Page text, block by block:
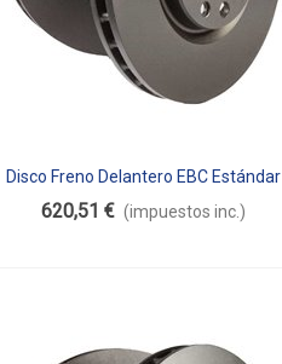
Añadir Al Carrito
Disco Freno Delantero EBC Estándar
D2060D
620,51 € (impuestos inc.)